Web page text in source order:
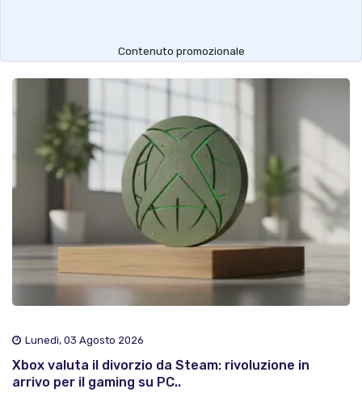
Contenuto promozionale
Lunedì, 03 Agosto 2026
Xbox valuta il divorzio da Steam: rivoluzione in
arrivo per il gaming su PC..